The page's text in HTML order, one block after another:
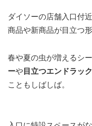
ダイソーの店舗入口付
商品や新商品が目立つ
春や夏の虫が増えるシ
ーや 目立つエンドラック
こともしばしば。